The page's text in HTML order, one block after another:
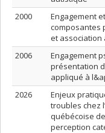
2000
Engagement
composantes
et association
2006
Engagement
présentation
appliqué à
2026
Enjeux
troubles chez
québécoise
perception